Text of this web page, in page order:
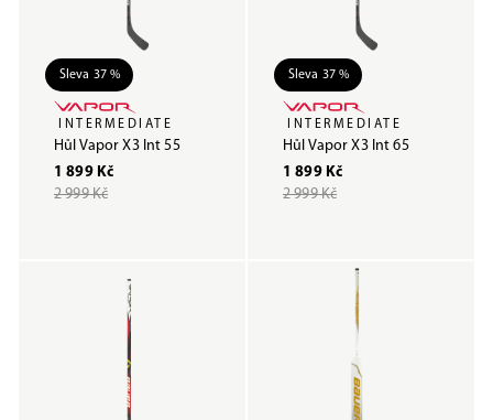
Sleva 37 %
INTERMEDIATE
Hůl Vapor X3 Int 55
1 899 Kč
2 999 Kč
Sleva 37 %
INTERMEDIATE
Hůl Vapor X3 Int 65
1 899 Kč
2 999 Kč